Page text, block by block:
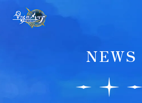
NEWS